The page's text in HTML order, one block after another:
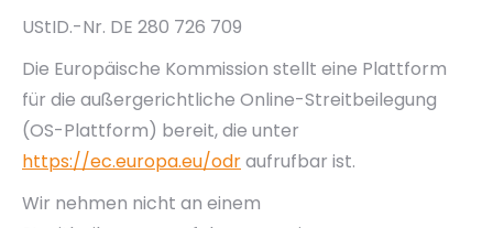
UStID.-Nr. DE 280 726 709
Die Europäische Kommission stellt eine Plattform
für die außergerichtliche Online-Streitbeilegung
(OS-Plattform) bereit, die unter
https://ec.europa.eu/odraufrufbar ist.
Wir nehmen nicht an einem